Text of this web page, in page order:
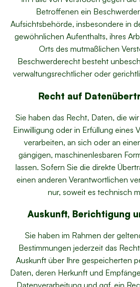
Betroffenen ein
Aufsichtsbehörde, insbesondere in
gewöhnlichen Aufenthalts, ihres
Orts des mutmaßlichen
Beschwerderecht besteht
verwaltungsrechtlicher oder
Recht auf
Sie haben das Recht, Daten, die
Einwilligung oder in Erfüllung eines
verarbeiten, an sich oder an
gängigen, maschinenlesbaren
lassen. Sofern Sie die direkte
einen anderen Verantwortlichen
nur, soweit es technisch
Auskunft, Berichtigung
Sie haben im Rahmen der
Bestimmungen jederzeit das
Auskunft über Ihre gespeicherten
Daten, deren Herkunft und